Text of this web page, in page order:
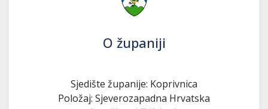
O županiji
Sjedište županije: Koprivnica
Položaj: Sjeverozapadna Hrvatska